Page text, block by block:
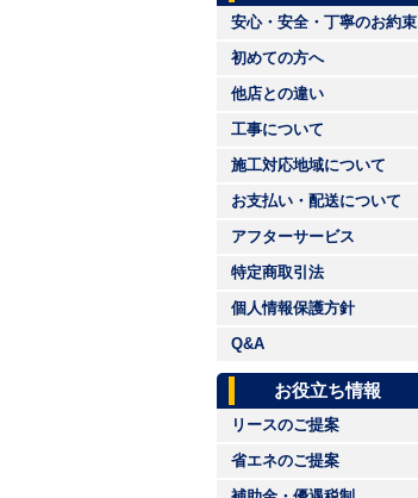
安心・安全・丁寧のお約束
初めての方へ
他店との違い
工事について
施工対応地域について
お支払い・配送について
アフターサービス
特定商取引法
個人情報保護方針
Q&A
お役立ち情報
リースのご提案
省エネのご提案